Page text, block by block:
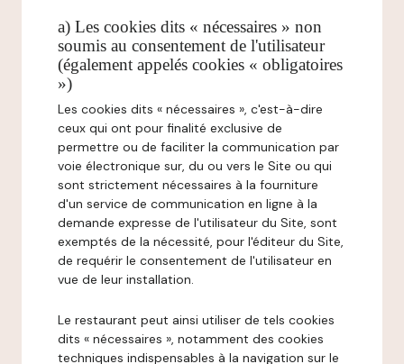
a) Les cookies dits « nécessaires » non
soumis au consentement de l'utilisateur
(également appelés cookies « obligatoires
»)
Les cookies dits « nécessaires », c'est-à-dire
ceux qui ont pour finalité exclusive de
permettre ou de faciliter la communication par
voie électronique sur, du ou vers le Site ou qui
sont strictement nécessaires à la fourniture
d'un service de communication en ligne à la
demande expresse de l'utilisateur du Site, sont
exemptés de la nécessité, pour l'éditeur du Site,
de requérir le consentement de l'utilisateur en
vue de leur installation.
Le restaurant peut ainsi utiliser de tels cookies
dits « nécessaires », notamment des cookies
techniques indispensables à la navigation sur le